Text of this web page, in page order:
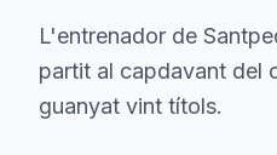
L'entrenador de
partit al capdavant del
guanyat vint títols.